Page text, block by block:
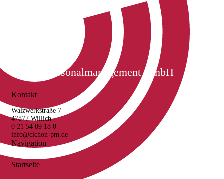
Cichon Personalmanagement GmbH
Kontakt
Walzwerkstraße 7
47877 Willich
0 21 54 89 18 0
info@cichon-pm.de
Navigation
Startseite